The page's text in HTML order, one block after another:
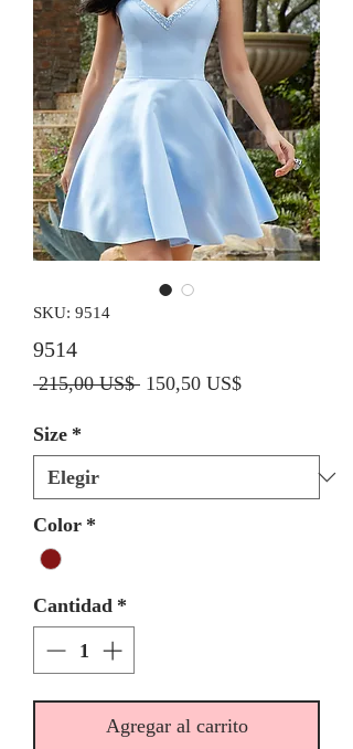
SKU: 9514
9514
215,00 US$ Precio
150,50 US$Precio de
Size *
Color *
Cantidad *
Agregar al carrito